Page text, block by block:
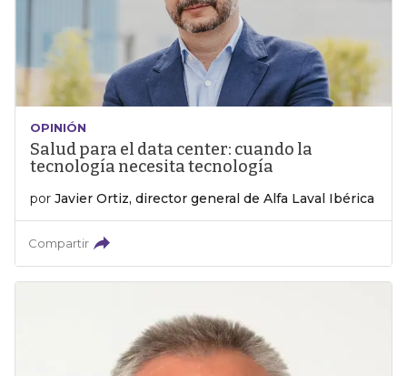
OPINIÓN
Salud para el data center: cuando la
tecnología necesita tecnología
por Javier Ortiz, director general de Alfa Laval Ibérica
Compartir